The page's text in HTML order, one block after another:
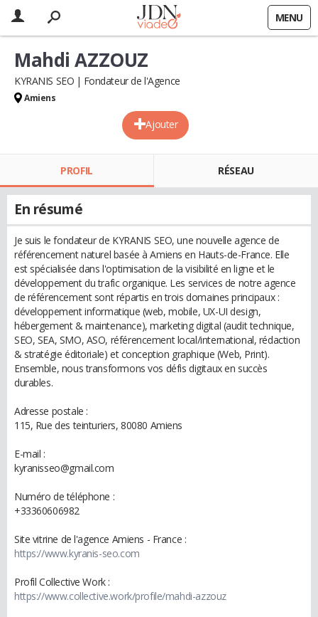
MENU
Ajouter
Mahdi AZZOUZ
KYRANIS SEO Fondateur de l'Agence
Amiens
PROFIL RÉSEAU
En résumé
Je suis le fondateur de KYRANIS SEO, une nouvelle agence de
référencement naturel basée à Amiens en Hauts-de-France. Elle
est spécialisée dans l'optimisation de la visibilité en ligne et le
développement du trafic organique. Les services de notre agence
de référencement sont répartis en trois domaines principaux :
développement informatique (web, mobile, UX-UI design,
hébergement & maintenance), marketing digital (audit technique,
SEO, SEA, SMO, ASO, référencement local/international, rédaction
& stratégie éditoriale) et conception graphique (Web, Print).
Ensemble, nous transformons vos défis digitaux en succès
durables.
Adresse postale :
115, Rue des teinturiers, 80080 Amiens
E-mail :
kyranisseo@gmail.com
Numéro de téléphone :
+33360606982
Site vitrine de l'agence Amiens - France :
https://www.kyranis-seo.com
Profil Collective Work :
https://www.collective.work/profile/mahdi-azzouz